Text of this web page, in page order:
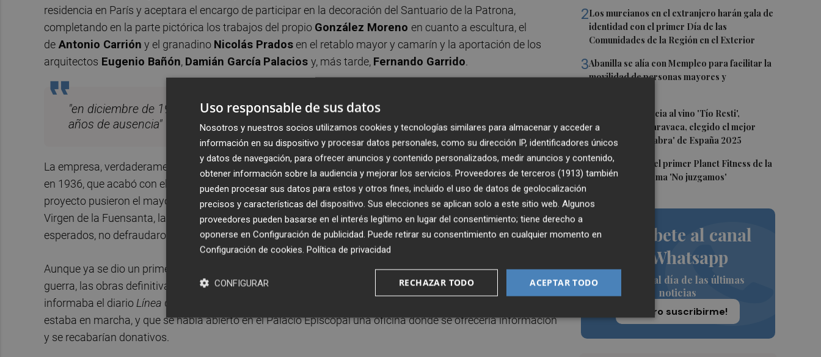
2Los murcianos en el extranjero harán gala de
identidad con el primer Día de las
Comunidades de la Región en el Exterior
3Abanilla se alía con Mempleo para facilitar la
movilidad de personas mayores y
El queso de Murcia al vino 'Tío Resti',
elaborado en Caravaca, elegido el mejor
'madurado de cabra' de España 2025
5Abre en Murcia el primer Planet Fitness de la
Región con su lema 'No juzgamos'
Suscríbete al canal
de Whatsapp
Siempre al día de las últimas
noticias
¡Quiero suscribirme!
residencia en París y aceptara el encargo de participar en la decoración del Santuario de la Patrona,
completando en la parte pictórica los trabajos del propio González Moreno en cuanto a escultura, el
de Antonio Carrión y el granadino Nicolás Prados en el retablo mayor y camarín y la aportación de los
arquitectos Eugenio Bañón, Damián García Palacios y, más tarde, Fernando Garrido.
"en diciembre de 1959, Pedro Flores regresó por unas semanas a su tierra después de 30
años de ausencia"
La empresa, verdaderamente sensible, consistía en restaurar el templo tras su saqueo y parcial destrucción
en 1936, que acabó con el valioso retablo principal, como elemento más destacado. Y los promotores del
proyecto pusieron el mayor de los empeños en usar de los mejores mimbres para ensalzar debidamente a la
Virgen de la Fuensanta, la gran devoción de los murcianos desde el siglo XVIII. Y lo resultados, largamente
esperados, no defraudaron.
Aunque ya se dio un primer impulso al embellecimiento del entorno y las reparaciones exteriores tras la
guerra, las obras definitivas no se acometieron hasta la década de los 50. De hecho, en mayo de 1952
informaba el diarioLínea de que la costosa empresa, que se cifraba entonces en cinco millones de pesetas,
estaba en marcha, y que se había abierto en el Palacio Episcopal una oficina donde se ofrecería información
y se recabarían donativos.
Uso responsable de sus datos
Nosotros y nuestros socios utilizamos cookies y tecnologías similares para almacenar y acceder a
información en su dispositivo y procesar datos personales, como su dirección IP, identificadores únicos
y datos de navegación, para ofrecer anuncios y contenido personalizados, medir anuncios y contenido,
obtener información sobre la audiencia y mejorar los servicios. Proveedores de terceros (1913) también
pueden procesar sus datos para estos y otros fines, incluido el uso de datos de geolocalización
precisos y características del dispositivo. Sus elecciones se aplican solo a este sitio web. Algunos
proveedores pueden basarse en el interés legítimo en lugar del consentimiento; tiene derecho a
oponerse en Configuración de publicidad. Puede retirar su consentimiento en cualquier momento en
Configuración de cookies. Política de privacidad
ACEPTAR TODO
RECHAZAR TODO
CONFIGURAR